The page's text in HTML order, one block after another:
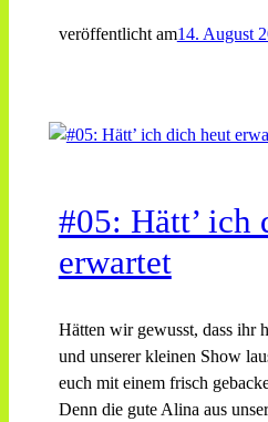
veröffentlicht am14. August
#05: Hätt’ ich
erwartet
Hätten wir gewusst, dass ihr
und unserer kleinen Show
euch mit einem frisch
Denn die gute Alina aus